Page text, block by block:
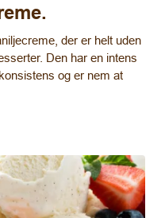
der er helt uden
Den har en intens
og er nem at